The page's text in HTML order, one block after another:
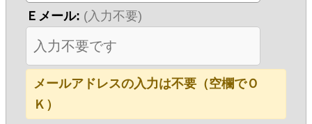
Ｅメール: (入力不要)
メールアドレスの入力は不要（空欄でＯ
Ｋ）